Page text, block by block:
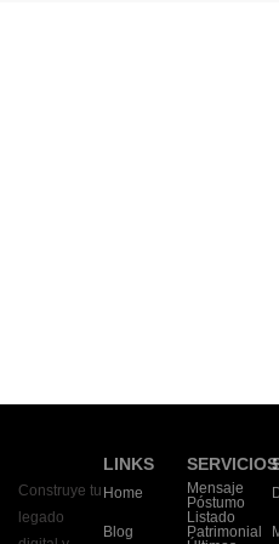
Construye tu
legado
LINKS
Home
Blog
SERVICIOS
Mensaje
Póstumo
Listado
Patrimonial